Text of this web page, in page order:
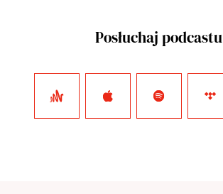
Posłuchaj podcastu